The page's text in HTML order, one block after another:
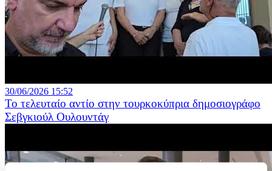
30/06/2026 15:52
Το τελευταίο αντίο στην τουρκοκύπρια δημοσιογράφο
Σεβγκιούλ Ουλουντάγ